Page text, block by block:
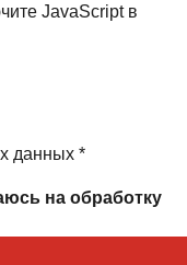
JavaScript в
данных *
на обработку